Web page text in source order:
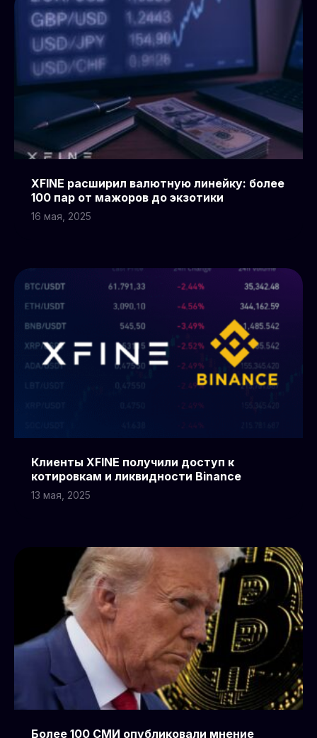
XFINE расширил валютную линейку: более
100 пар от мажоров до экзотики
16 мая, 2025
Клиенты XFINE получили доступ к
котировкам и ликвидности Binance
13 мая, 2025
Более 100 СМИ опубликовали мнение